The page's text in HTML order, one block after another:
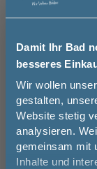
Damit Ihr Bad
besseres
Wir wollen
gestalten,
Website stetig
analysieren.
gemeinsam mit
Inhalte und
Melde